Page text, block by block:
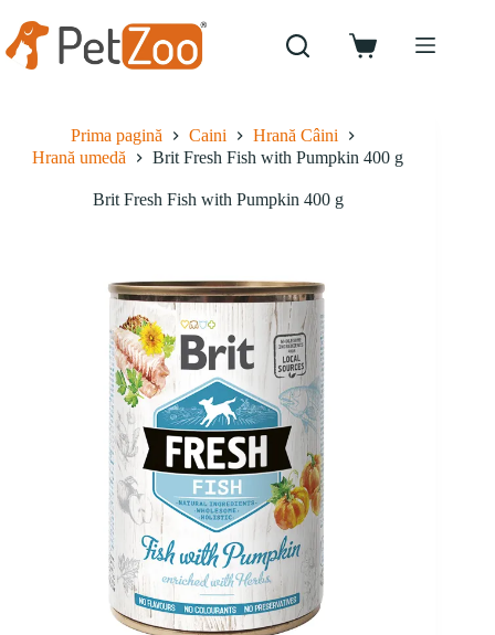
conținut
Coș
Prima pagină Caini
Hrană Câini
Hrană umedă
Brit Fresh Fish with Pumpkin 400 g
Brit Fresh Fish with Pumpkin 400 g